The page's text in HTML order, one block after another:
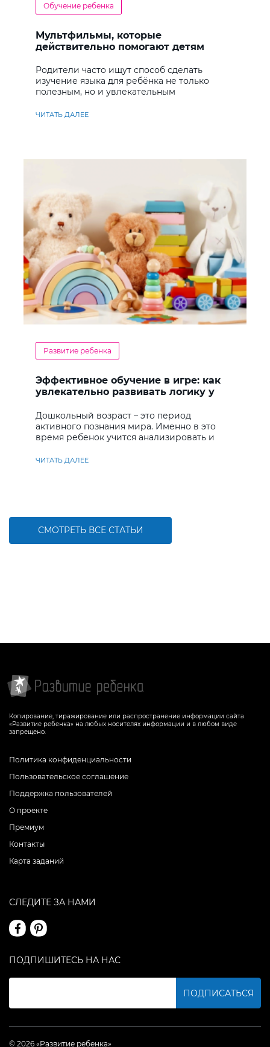
Обучение ребенка
Мультфильмы, которые
действительно помогают детям
Родители часто ищут способ сделать
изучение языка для ребёнка не только
полезным, но и увлекательным
ЧИТАТЬ ДАЛЕЕ
Развитие ребенка
Эффективное обучение в игре: как
увлекательно развивать логику у
Дошкольный возраст – это период
активного познания мира. Именно в это
время ребенок учится анализировать и
ЧИТАТЬ ДАЛЕЕ
СМОТРЕТЬ ВСЕ СТАТЬИ
Копирование, тиражирование или распространение информации сайта
«Развитие ребенка» на любых носителях информации и в любом виде
запрещено.
Политика конфиденциальности
Пользовательское соглашение
Поддержка пользователей
О проекте
Премиум
Контакты
Карта заданий
СЛЕДИТЕ ЗА НАМИ
ПОДПИШИТЕСЬ НА НАС
ПОДПИСАТЬСЯ
© 2026 «Развитие ребенка»